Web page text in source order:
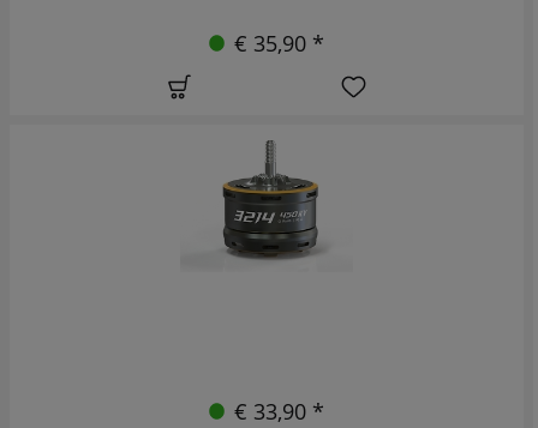
€ 35,90 *
€ 33,90 *